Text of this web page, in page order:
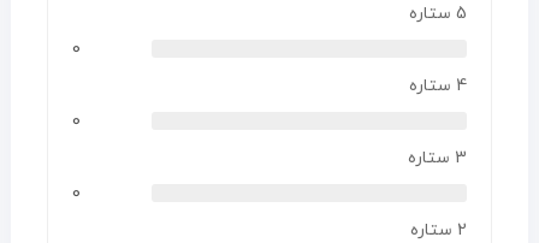
5 ستاره
0
4 ستاره
0
3 ستاره
0
2 ستاره